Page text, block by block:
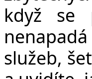
když se
služeb,